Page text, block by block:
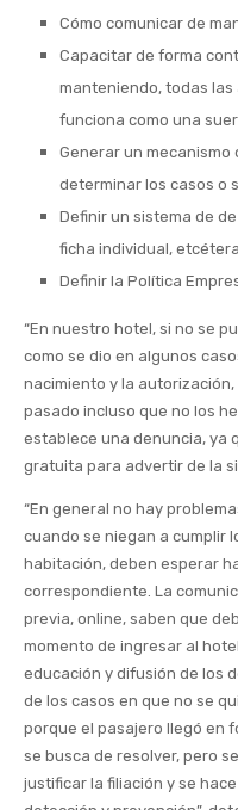
Cómo comunicar de
Capacitar de forma
manteniendo, todas las
funciona como una
Generar un
determinar los casos o
Definir un sistema de
ficha individual, etcétera.
Definir la Política
“En nuestro hotel, si no se
como se dio en algunos
nacimiento y la autorización,
pasado incluso que no los
establece una denuncia, ya
gratuita para advertir de la
“En general no hay
cuando se niegan a cumplir
habitación, deben esperar
correspondiente. La
previa, online, saben que
momento de ingresar al
educación y difusión de los
de los casos en que no se
porque el pasajero llegó en
se busca de resolver, pero
justificar la filiación y se